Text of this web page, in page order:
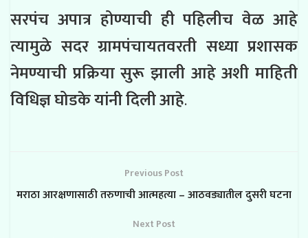
सरपंच अपात्र होण्याची ही पहिलीच वेळ आहे
त्यामुळे सदर ग्रामपंचायतवरती सध्या प्रशासक
नेमण्याची प्रक्रिया सुरू झाली आहे अशी माहिती
विधिज्ञ घोडके यांनी दिली आहे.
Previous Post
मराठा आरक्षणासाठी तरुणाची आत्महत्या – आठवड्यातील दुसरी घटना
Next Post